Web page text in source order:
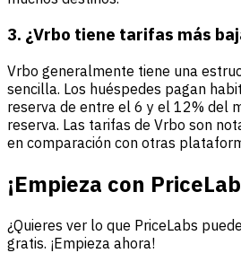
3. ¿Vrbo tiene tarifas más
Vrbo generalmente tiene una
sencilla. Los huéspedes pagan
reserva de entre el 6 y el 12% del
reserva. Las tarifas de Vrbo son
en comparación con otras
¡Empieza con
¿Quieres ver lo que PriceLabs
gratis. ¡Empieza ahora!